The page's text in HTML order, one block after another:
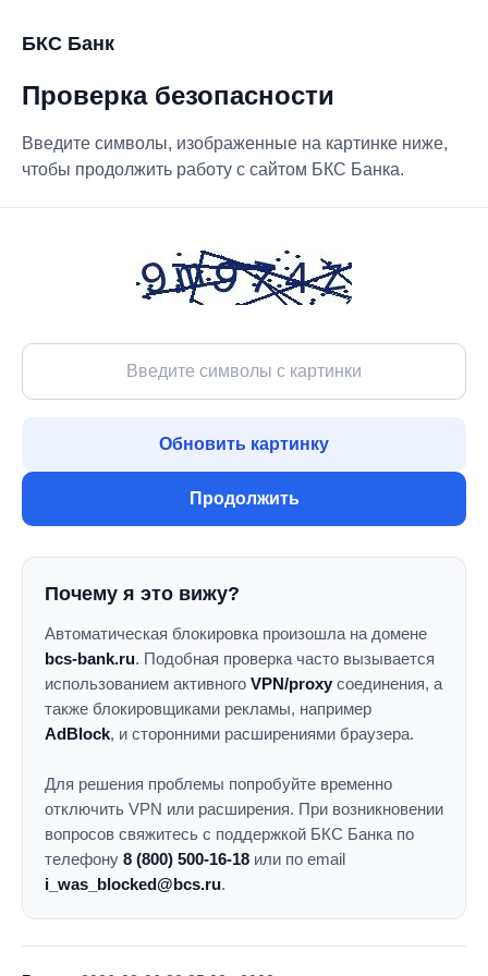
БКС Банк
Проверка безопасности
Введите символы, изображенные на картинке ниже,
чтобы продолжить работу с сайтом БКС Банка.
Обновить картинку
Продолжить
Почему я это вижу?
Автоматическая блокировка произошла на домене
bcs-bank.ru. Подобная проверка часто вызывается
использованием активного VPN/proxy соединения, а
также блокировщиками рекламы, например
AdBlock, и сторонними расширениями браузера.
Для решения проблемы попробуйте временно
отключить VPN или расширения. При возникновении
вопросов свяжитесь с поддержкой БКС Банка по
телефону 8 (800) 500-16-18 или по email
i_was_blocked@bcs.ru.